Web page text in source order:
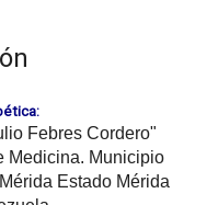
Febres Cordero"
Medicina. Municipio
Estado Mérida